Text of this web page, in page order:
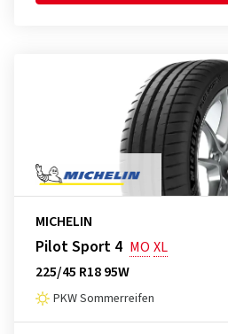
MICHELIN
Pilot Sport 4 MO XL
225/45 R18 95W
PKW Sommerreifen